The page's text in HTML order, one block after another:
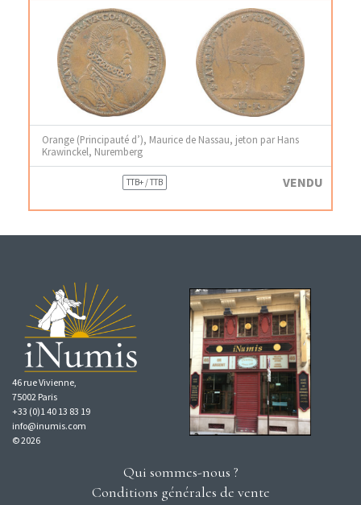
Orange (Principauté d’), Maurice de Nassau, jeton par Hans
Krawinckel, Nuremberg
TTB+ / TTB VENDU
46 rue Vivienne,
75002 Paris
+33 (0)1 40 13 83 19
info@inumis.com
© 2026
Qui sommes-nous ?
Conditions générales de vente